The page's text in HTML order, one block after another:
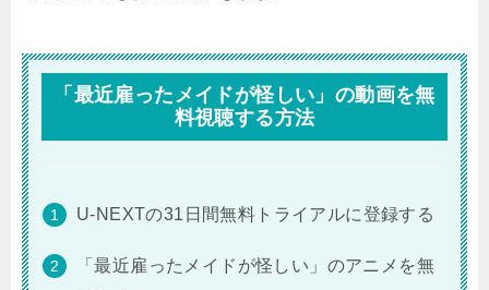
「最近雇ったメイドが怪しい」の動画を無
料視聴する方法
U-NEXTの31日間無料トライアルに登録する
「最近雇ったメイドが怪しい」のアニメを無